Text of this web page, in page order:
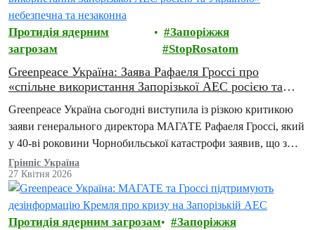
Протидія ядерним
загрозам
Запоріжжя
StopRosatom
Greenpeace Україна: Заява Рафаеля Гроссі про
«спільне використання Запорізької АЕС росією та
Greenpeace Україна сьогодні виступила із різкою критикою
заяви генерального директора МАГАТЕ Рафаеля Гроссі, який
у 40-ві роковини Чорнобильської катастрофи заявив, що з
погляду майбутнього Запорізької атомної електростанції
(ЗАЕС) «чисто технічно її спільне використання Україною та
Росією є можливим».
Грінпіс Україна
27 Квітня 2026
Протидія ядерним загрозам Запоріжжя